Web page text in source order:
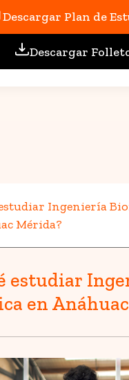
Descargar Plan de
Descargar
Ingeniería
Mérida?
estudiar
en